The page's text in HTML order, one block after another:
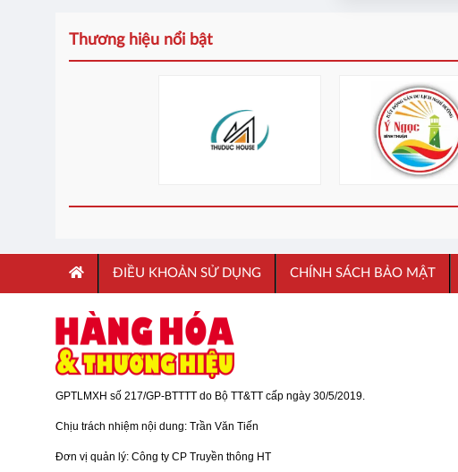
Thương hiệu nổi bật
ĐIỀU KHOẢN SỬ DỤNG CHÍNH SÁCH BẢO MẬT
GPTLMXH số 217/GP-BTTTT do Bộ TT&TT cấp ngày 30/5/2019.
Chịu trách nhiệm nội dung: Trần Văn Tiến
Đơn vị quản lý: Công ty CP Truyền thông HT